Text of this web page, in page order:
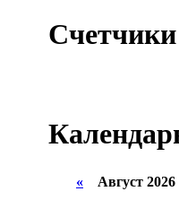
Счетчики
« Август